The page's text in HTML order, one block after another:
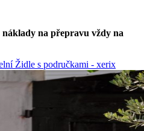
náklady na přepravu vždy na